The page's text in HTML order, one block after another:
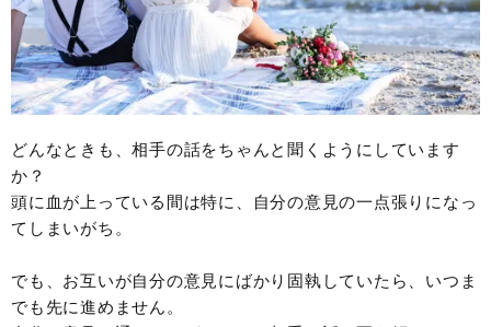
どんなときも、相手の話をちゃんと聞くようにしています
か？
頭に血が上っている間は特に、自分の意見の一点張りになっ
てしまいがち。
でも、お互いが自分の意見にばかり固執していたら、いつま
でも先に進めません。